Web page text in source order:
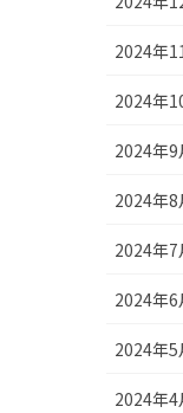
2024年
2024年
2024年9
2024年8
2024年7
2024年6
2024年5
2024年4